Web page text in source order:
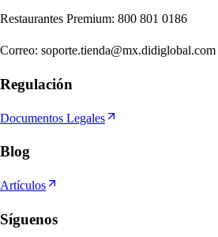
Restaurantes Premium: 800 801 0186
Correo: soporte.tienda@mx.didiglobal.com
Regulación
Documentos Legales
Blog
Artículos
Síguenos